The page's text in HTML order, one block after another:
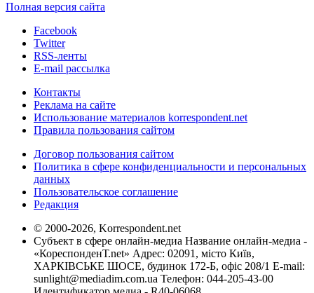
Полная версия сайта
Facebook
Twitter
RSS-ленты
E-mail рассылка
Контакты
Реклама на сайте
Использование материалов korrespondent.net
Правила пользования сайтом
Договор пользования сайтом
Политика в сфере конфиденциальности и персональных
данных
Пользовательское соглашение
Редакция
© 2000-2026, Korrespondent.net
Субъект в сфере онлайн-медиа Название онлайн-медиа -
«КореспонденТ.net» Адрес: 02091, місто Київ,
ХАРКІВСЬКЕ ШОСЕ, будинок 172-Б, офіс 208/1 E-mail:
sunlight@mediadim.com.ua Телефон: 044-205-43-00